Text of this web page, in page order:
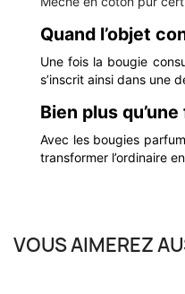
Quand l’objet
Une fois la bougie
s’inscrit ainsi dans une
Bien plus
Avec les bougies
transformer l’ordinaire
VOUS AIMEREZ